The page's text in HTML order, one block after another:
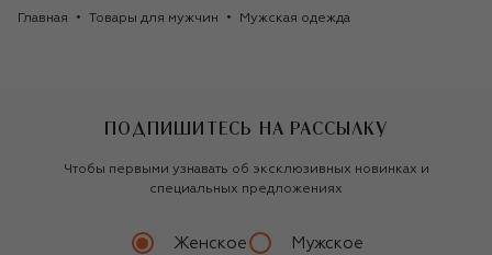
Главная Товары для мужчин Мужская одежда
ПОДПИШИТЕСЬ НА РАССЫЛКУ
Чтобы первыми узнавать об эксклюзивных новинках и
специальных предложениях
Женское Мужское